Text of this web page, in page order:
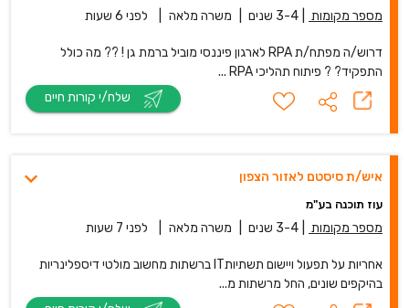
מספר מקומות 3-4 שנים משרה מלאה לפני 6 שעות
דרוש/ה מפתח/ת RPA לארגון פיננסי מוביל ברמת גן ! ?? מה כולל
התפקיד? ? פיתוח תהליכי RPA ...
איש/ת סיסטם לאזור הצפון
עוז תוכנה בע"מ
מספר מקומות 3-4 שנים משרה מלאה לפני 7 שעות
אחריות על תפעול ויישום תשתיותIT ברשתות מחשוב מולטי דיספלינריות
בהיקפים שונים, החל מרשתות מ...